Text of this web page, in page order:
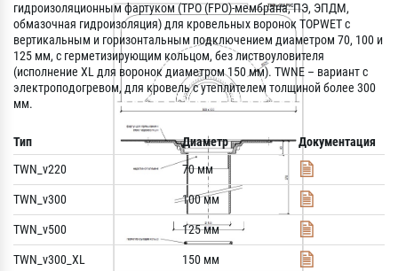
гидроизоляционным фартуком (TPO (FPO)-мембрана, ПЭ, ЭПДМ,
oбмазочная гидроизоляция) для кровельных воронок TOPWET с
вертикальным и горизонтальным подключением диаметром 70, 100 и
125 мм, с герметизирующим кольцом, без листвоуловителя
(исполнение XL для воронок диаметром 150 мм). TWNE – вариант с
электроподогревом, для кровель с утеплителем толщиной более 300
мм.
Тип Диаметр
Документация
TWN_v220
70 мм
TWN_v300 100 мм
TWN_v500 125 мм
TWN_v300_XL 150 мм